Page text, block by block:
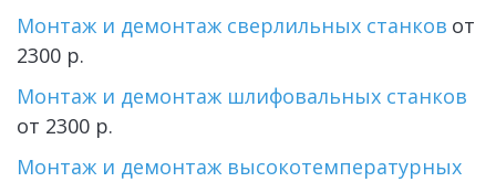
Монтаж и демонтаж сверлильных станков от
2300 р.
Монтаж и демонтаж шлифовальных станков
от 2300 р.
Монтаж и демонтаж высокотемпературных